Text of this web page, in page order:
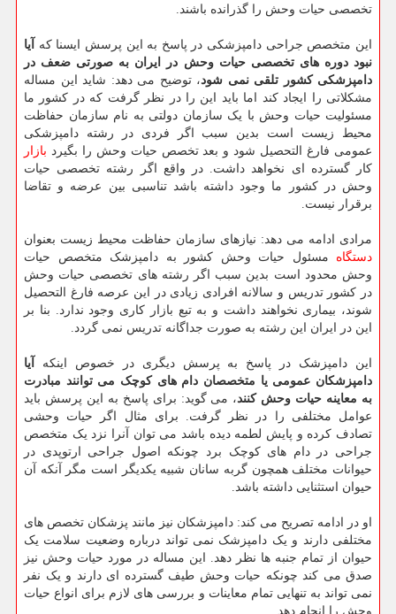
تخصصی حیات وحش را گذرانده باشند.
این متخصص جراحی دامپزشکی در پاسخ به این پرسش ایسنا که آیا
نبود دوره های تخصصی حیات وحش در ایران به صورتی ضعف در
دامپزشکی کشور تلقی نمی شود، توضیح می دهد: شاید این مساله
مشکلاتی را ایجاد کند اما باید این را در نظر گرفت که در کشور ما
مسئولیت حیات وحش با یک سازمان دولتی به نام سازمان حفاظت
محیط زیست است بدین سبب اگر فردی در رشته دامپزشکی
عمومی فارغ التحصیل شود و بعد تخصص حیات وحش را بگیرد بازار
کار گسترده ای نخواهد داشت. در واقع اگر رشته تخصصی حیات
وحش در کشور ما وجود داشته باشد تناسبی بین عرضه و تقاضا
برقرار نیست.
مرادی ادامه می دهد: نیازهای سازمان حفاظت محیط زیست بعنوان
دستگاه مسئول حیات وحش کشور به دامپزشک متخصص حیات
وحش محدود است بدین سبب اگر رشته های تخصصی حیات وحش
در کشور تدریس و سالانه افرادی زیادی در این عرصه فارغ التحصیل
شوند، بیماری نخواهند داشت و به تبع بازار کاری وجود ندارد. بنا بر
این در ایران این رشته به صورت جداگانه تدریس نمی گردد.
این دامپزشک در پاسخ به پرسش دیگری در خصوص اینکه آیا
دامپزشکان عمومی یا متخصصان دام های کوچک می توانند مبادرت
به معاینه حیات وحش کنند، می گوید: برای پاسخ به این پرسش باید
عوامل مختلفی را در نظر گرفت. برای مثال اگر حیات وحشی
تصادف کرده و پایش لطمه دیده باشد می توان آنرا نزد یک متخصص
جراحی در دام های کوچک برد چونکه اصول جراحی ارتوپدی در
حیوانات مختلف همچون گربه سانان شبیه یکدیگر است مگر آنکه آن
حیوان استثنایی داشته باشد.
او در ادامه تصریح می کند: دامپزشکان نیز مانند پزشکان تخصص های
مختلفی دارند و یک دامپزشک نمی تواند درباره وضعیت سلامت یک
حیوان از تمام جنبه ها نظر دهد. این مساله در مورد حیات وحش نیز
صدق می کند چونکه حیات وحش طیف گسترده ای دارند و یک نفر
نمی تواند به تنهایی تمام معاینات و بررسی های لازم برای انواع حیات
وحش را انجام دهد.